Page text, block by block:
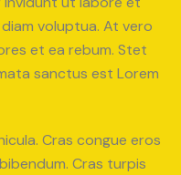
voluptua. At vero
et ea rebum. Stet
sanctus est Lorem
Cras congue eros
Cras turpis